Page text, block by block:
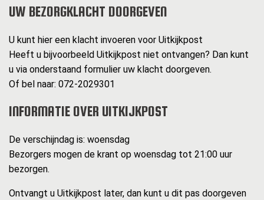
UW BEZORGKLACHT DOORGEVEN
U kunt hier een klacht invoeren voor Uitkijkpost
Heeft u bijvoorbeeld Uitkijkpost niet ontvangen? Dan kunt
u via onderstaand formulier uw klacht doorgeven.
Of bel naar: 072-2029301
INFORMATIE OVER UITKIJKPOST
De verschijndag is: woensdag
Bezorgers mogen de krant op woensdag tot 21:00 uur
bezorgen.
Ontvangt u Uitkijkpost later, dan kunt u dit pas doorgeven